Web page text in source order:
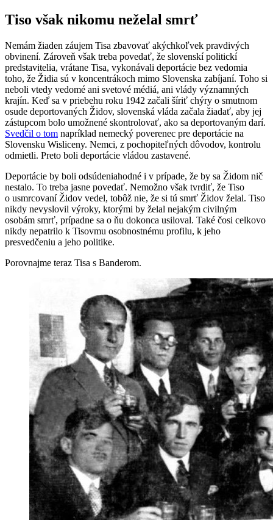
Tiso však nikomu neželal smrť
Nemám žiaden záujem Tisa zbavovať akýchkoľvek pravdivých
obvinení. Zároveň však treba povedať, že slovenskí politickí
predstavitelia, vrátane Tisa, vykonávali deportácie bez vedomia
toho, že Židia sú v koncentrákoch mimo Slovenska zabíjaní. Toho si
neboli vtedy vedomé ani svetové médiá, ani vlády významných
krajín. Keď sa v priebehu roku 1942 začali šíriť chýry o smutnom
osude deportovaných Židov, slovenská vláda začala žiadať, aby jej
zástupcom bolo umožnené skontrolovať, ako sa deportovaným darí.
Svedčil o tom napríklad nemecký poverenec pre deportácie na
Slovensku Wisliceny. Nemci, z pochopiteľných dôvodov, kontrolu
odmietli. Preto boli deportácie vládou zastavené.
Deportácie by boli odsúdeniahodné i v prípade, že by sa Židom nič
nestalo. To treba jasne povedať. Nemožno však tvrdiť, že Tiso
o usmrcovaní Židov vedel, tobôž nie, že si tú smrť Židov želal. Tiso
nikdy nevyslovil výroky, ktorými by želal nejakým civilným
osobám smrť, prípadne sa o ňu dokonca usiloval. Také čosi celkovo
nikdy nepatrilo k Tisovmu osobnostnému profilu, k jeho
presvedčeniu a jeho politike.
Porovnajme teraz Tisa s Banderom.